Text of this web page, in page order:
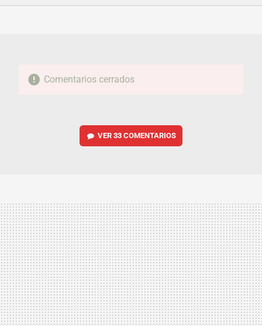
FACEBOOKTWITTERFLIPBOARD
E-
WHATSAPP
Comentarios cerrados
VER 33 COMENTARIOS